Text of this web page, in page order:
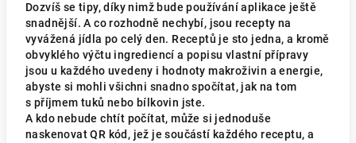
Dozvíš se tipy, díky nimž bude používání aplikace ještě
snadnější. A co rozhodně nechybí, jsou recepty na
vyvážená jídla po celý den. Receptů je sto jedna, a kromě
obvyklého výčtu ingrediencí a popisu vlastní přípravy
jsou u každého uvedeny i hodnoty makroživin a energie,
abyste si mohli všichni snadno spočítat, jak na tom
s příjmem tuků nebo bílkovin jste.
A kdo nebude chtít počítat, může si jednoduše
naskenovat QR kód, jež je součástí každého receptu, a